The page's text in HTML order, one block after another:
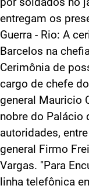
entregam os
Guerra - Rio: A
Barcelos na
Cerimônia de
cargo de chefe
general Mauricio
nobre do Palácio
autoridades,
general Firmo
Vargas. "Para
linha telefônica